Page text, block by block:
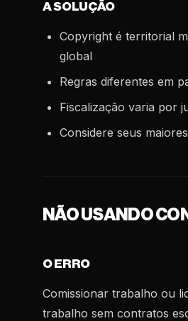
A SOLUÇÃO
Copyright é territorial
global
Regras diferentes em
Fiscalização varia por
Considere seus
NÃO USANDO
O ERRO
Comissionar trabalho ou
trabalho sem contratos